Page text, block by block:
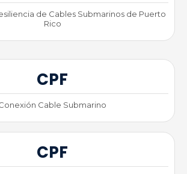
de Cables Submarinos de Puerto
Rico
CPF
Cable Submarino
CPF